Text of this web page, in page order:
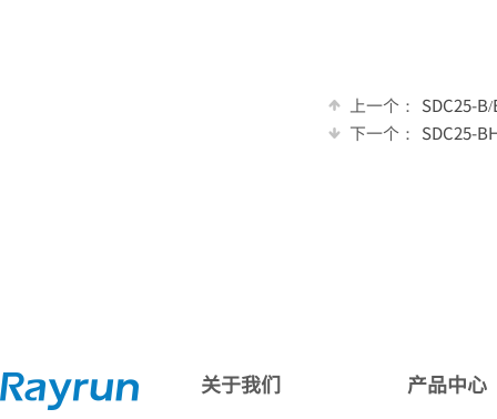
上一个： SDC25-
下一个： SDC25-
关于我们 产品中心